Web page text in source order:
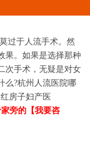
过于人流手术。然
果。如果是选择那种
次手术，无疑是对女
么?杭州人流医院哪
房子妇产医
旁的【我要咨